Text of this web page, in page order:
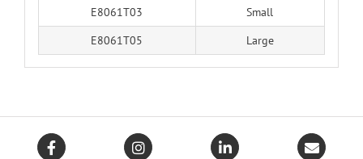
E8061T03
Small
E8061T05
Large